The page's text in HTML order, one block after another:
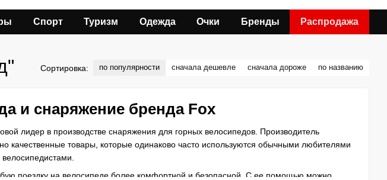
Спорт Туризм Одежда Очки Бренды Распродажа
Сортировка: по популярности сначала дешевле сначала дороже по названию
и снаряжение бренда Fox
лидер в производстве снаряжения для горных велосипедов. Производитель
качественные товары, которые одинаково часто используются обычными любителями
поездку на велосипеде более комфортной и безопасной. С ее помощью можно